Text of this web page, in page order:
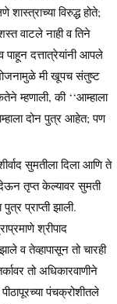
विरुद्ध होते;
वाटले नाही व तिने
दत्तात्रेयांनी आपले
मी खूपच संतुष्ट
म्हणाली, की ‘‘आम्हाला
दोन पुत्र आहेत; पण
सुमतीला दिला आणि ते
तृप्त केल्यावर सुमती
प्राप्ती झाली.
श्रीपाद
व तेव्हापासून तो चारही
तो अधिकारवाणीने
पंचक्रोशीतले